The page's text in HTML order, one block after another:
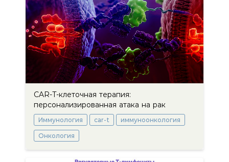
CAR-T-клеточная терапия:
персонализированная атака на рак
Иммунология car-t иммуноонкология
Онкология